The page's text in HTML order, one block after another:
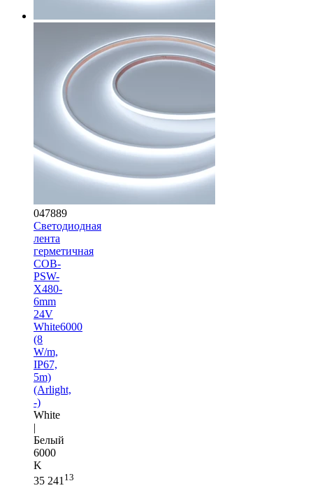
047889
Светодиодная
лента
герметичная
COB-
PSW-
X480-
6mm
24V
White6000
(8
W/m,
IP67,
5m)
(Arlight,
-)
White
|
Белый
6000
K
35 241 13